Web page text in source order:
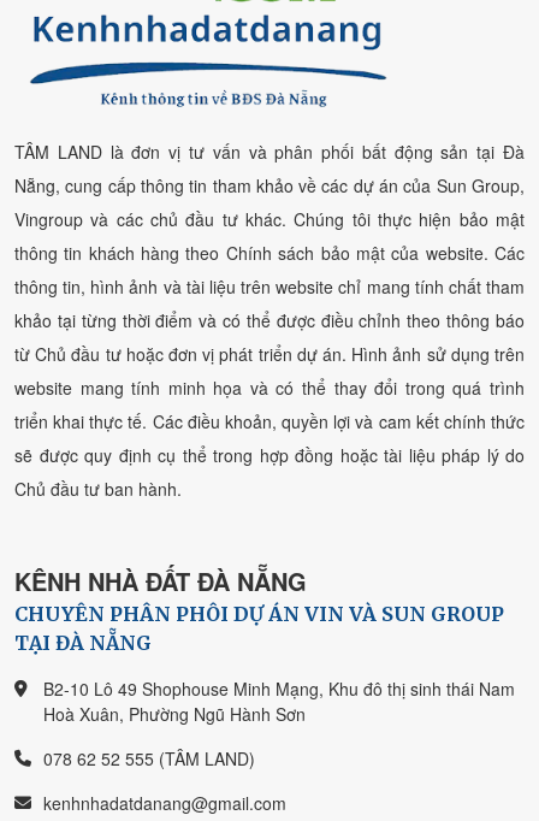
TÂM LAND là đơn vị tư vấn và phân phối bất động sản tại Đà
Nẵng, cung cấp thông tin tham khảo về các dự án của Sun Group,
Vingroup và các chủ đầu tư khác. Chúng tôi thực hiện bảo mật
thông tin khách hàng theo Chính sách bảo mật của website. Các
thông tin, hình ảnh và tài liệu trên website chỉ mang tính chất tham
khảo tại từng thời điểm và có thể được điều chỉnh theo thông báo
từ Chủ đầu tư hoặc đơn vị phát triển dự án. Hình ảnh sử dụng trên
website mang tính minh họa và có thể thay đổi trong quá trình
triển khai thực tế. Các điều khoản, quyền lợi và cam kết chính thức
sẽ được quy định cụ thể trong hợp đồng hoặc tài liệu pháp lý do
Chủ đầu tư ban hành.
KÊNH NHÀ ĐẤT ĐÀ NẴNG
CHUYÊN PHÂN PHÔI DỰ ÁN VIN VÀ SUN GROUP
TẠI ĐÀ NẴNG
B2-10 Lô 49 Shophouse Minh Mạng, Khu đô thị sinh thái Nam
Hoà Xuân, Phường Ngũ Hành Sơn
078 62 52 555 (TÂM LAND)
kenhnhadatdanang@gmail.com